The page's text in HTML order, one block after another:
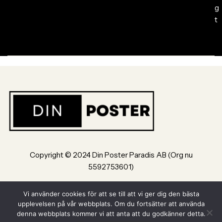
g
t
Copyright © 2024 Din Poster Paradis AB (Org nu
5592753601)
Powered by Din Poster Paradis AB Jönköping
Vi använder cookies för att se till att vi ger dig den bästa
upplevelsen på vår webbplats. Om du fortsätter att använda
denna webbplats kommer vi att anta att du godkänner detta.